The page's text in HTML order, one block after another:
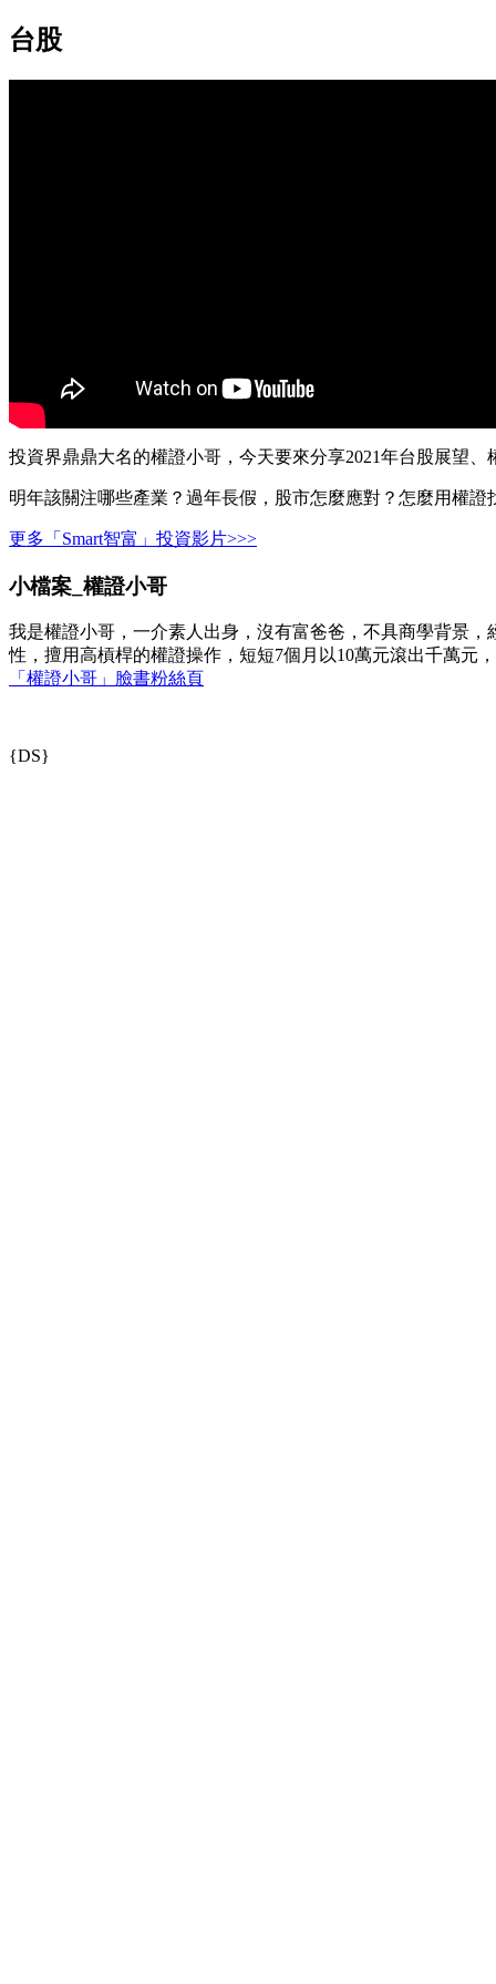
台股
投資界鼎鼎大名的權證小哥，今天要來分享2021年台股展望
明年該關注哪些產業？過年長假，股市怎麼應對？怎麼用權證
更多「Smart智富」投資影片>>>
小檔案_權證小哥
我是權證小哥，一介素人出身，沒有富爸爸，不具商學背景
性，擅用高槓桿的權證操作，短短7個月以10萬元滾出千萬元
「權證小哥」臉書粉絲頁
{DS}